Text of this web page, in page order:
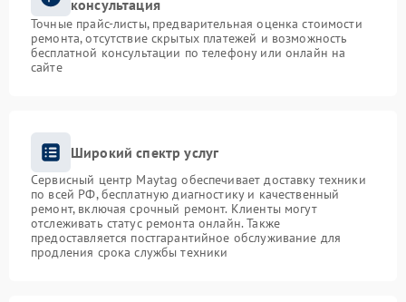
консультация
Точные прайс-листы, предварительная оценка стоимости
ремонта, отсутствие скрытых платежей и возможность
бесплатной консультации по телефону или онлайн на
сайте
Широкий спектр услуг
Сервисный центр Maytag обеспечивает доставку техники
по всей РФ, бесплатную диагностику и качественный
ремонт, включая срочный ремонт. Клиенты могут
отслеживать статус ремонта онлайн. Также
предоставляется постгарантийное обслуживание для
продления срока службы техники